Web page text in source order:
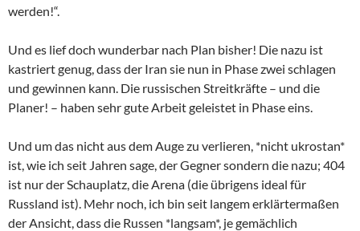
werden!“.
Und es lief doch wunderbar nach Plan bisher! Die nazu ist
kastriert genug, dass der Iran sie nun in Phase zwei schlagen
und gewinnen kann. Die russischen Streitkräfte – und die
Planer! – haben sehr gute Arbeit geleistet in Phase eins.
Und um das nicht aus dem Auge zu verlieren, *nicht ukrostan*
ist, wie ich seit Jahren sage, der Gegner sondern die nazu; 404
ist nur der Schauplatz, die Arena (die übrigens ideal für
Russland ist). Mehr noch, ich bin seit langem erklärtermaßen
der Ansicht, dass die Russen *langsam*, je gemächlich